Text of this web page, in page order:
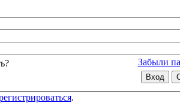
Забыли
.